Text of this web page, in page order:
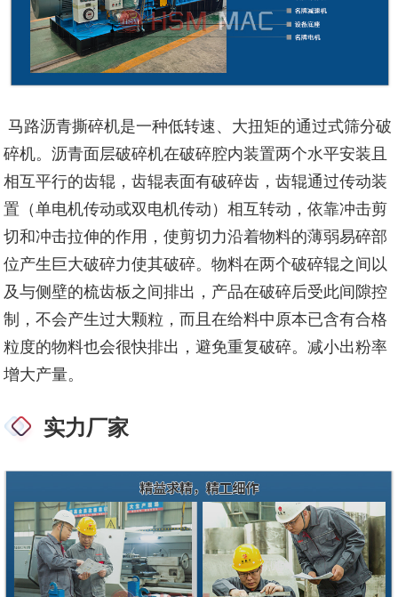
马路沥青撕碎机是一种低转速、大扭矩的通过式筛分破
碎机。沥青面层破碎机在破碎腔内装置两个水平安装且
相互平行的齿辊，齿辊表面有破碎齿，齿辊通过传动装
置（单电机传动或双电机传动）相互转动，依靠冲击剪
切和冲击拉伸的作用，使剪切力沿着物料的薄弱易碎部
位产生巨大破碎力使其破碎。物料在两个破碎辊之间以
及与侧壁的梳齿板之间排出，产品在破碎后受此间隙控
制，不会产生过大颗粒，而且在给料中原本已含有合格
粒度的物料也会很快排出，避免重复破碎。减小出粉率
增大产量。
实力厂家